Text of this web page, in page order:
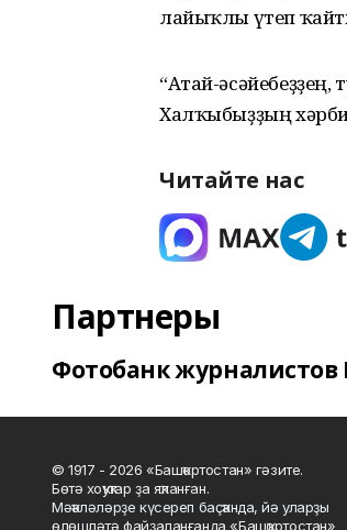
лайыҡлы үтеп
“Атай-
Халҡыбыҙҙың хәрби
Читайте нас
Партнеры
Фотобанк журналистов
© 1917 - 2026 «Башҡортостан» гәзите.
Бөтә хоҡуҡтар ҙа яҡланған.
Мәҡәләләрҙе күсереп баҫҡанда, йә уларҙы
өлөшләтә файҙаланғанда «Башҡортостан»